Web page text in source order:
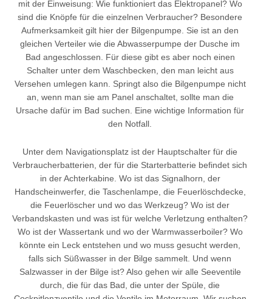
mit der Einweisung: Wie funktioniert das Elektropanel? Wo
sind die Knöpfe für die einzelnen Verbraucher? Besondere
Aufmerksamkeit gilt hier der Bilgenpumpe. Sie ist an den
gleichen Verteiler wie die Abwasserpumpe der Dusche im
Bad angeschlossen. Für diese gibt es aber noch einen
Schalter unter dem Waschbecken, den man leicht aus
Versehen umlegen kann. Springt also die Bilgenpumpe nicht
an, wenn man sie am Panel anschaltet, sollte man die
Ursache dafür im Bad suchen. Eine wichtige Information für
den Notfall.
Unter dem Navigationsplatz ist der Hauptschalter für die
Verbraucherbatterien, der für die Starterbatterie befindet sich
in der Achterkabine. Wo ist das Signalhorn, der
Handscheinwerfer, die Taschenlampe, die Feuerlöschdecke,
die Feuerlöscher und wo das Werkzeug? Wo ist der
Verbandskasten und was ist für welche Verletzung enthalten?
Wo ist der Wassertank und wo der Warmwasserboiler? Wo
könnte ein Leck entstehen und wo muss gesucht werden,
falls sich Süßwasser in der Bilge sammelt. Und wenn
Salzwasser in der Bilge ist? Also gehen wir alle Seeventile
durch, die für das Bad, die unter der Spüle, die